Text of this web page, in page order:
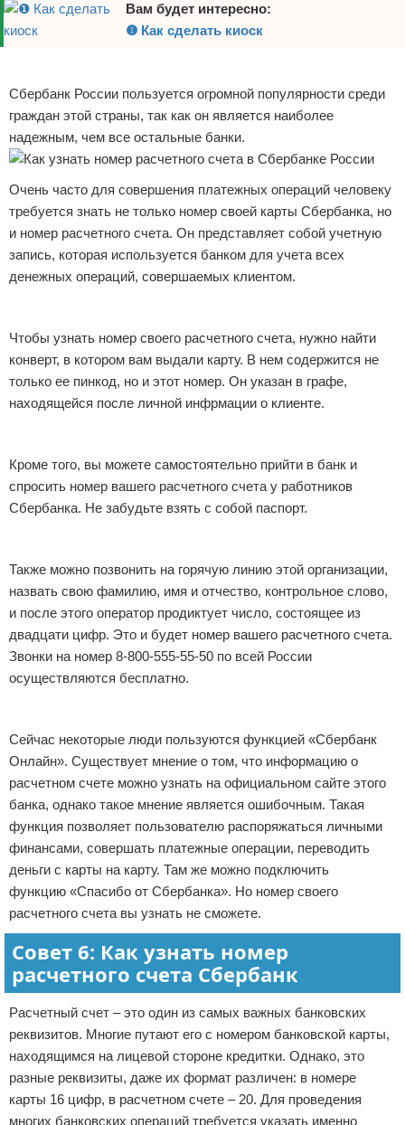
Вам будет интересно:
❶ Как сделать киоск
Сбербанк России пользуется огромной популярности среди
граждан этой страны, так как он является наиболее
надежным, чем все остальные банки.
Очень часто для совершения платежных операций человеку
требуется знать не только номер своей карты Сбербанка, но
и номер расчетного счета. Он представляет собой учетную
запись, которая используется банком для учета всех
денежных операций, совершаемых клиентом.
Чтобы узнать номер своего расчетного счета, нужно найти
конверт, в котором вам выдали карту. В нем содержится не
только ее пинкод, но и этот номер. Он указан в графе,
находящейся после личной инфрмации о клиенте.
Кроме того, вы можете самостоятельно прийти в банк и
спросить номер вашего расчетного счета у работников
Сбербанка. Не забудьте взять с собой паспорт.
Также можно позвонить на горячую линию этой организации,
назвать свою фамилию, имя и отчество, контрольное слово,
и после этого оператор продиктует число, состоящее из
двадцати цифр. Это и будет номер вашего расчетного счета.
Звонки на номер 8-800-555-55-50 по всей России
осуществляются бесплатно.
Сейчас некоторые люди пользуются функцией «Сбербанк
Онлайн». Существует мнение о том, что информацию о
расчетном счете можно узнать на официальном сайте этого
банка, однако такое мнение является ошибочным. Такая
функция позволяет пользователю распоряжаться личными
финансами, совершать платежные операции, переводить
деньги с карты на карту. Там же можно подключить
функцию «Спасибо от Сбербанка». Но номер своего
расчетного счета вы узнать не сможете.
Совет 6: Как узнать номер
расчетного счета Сбербанк
Расчетный счет – это один из самых важных банковских
реквизитов. Многие путают его с номером банковской карты,
находящимся на лицевой стороне кредитки. Однако, это
разные реквизиты, даже их формат различен: в номере
карты 16 цифр, в расчетном счете – 20. Для проведения
многих банковских операций требуется указать именно